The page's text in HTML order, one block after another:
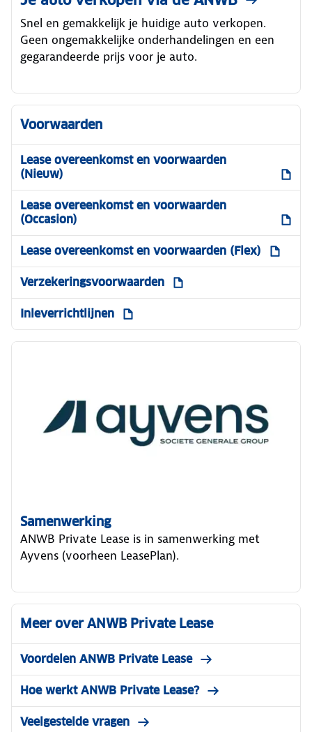
Snel en gemakkelijk je huidige auto verkopen.
Geen ongemakkelijke onderhandelingen en een
gegarandeerde prijs voor je auto.
Voorwaarden
Lease overeenkomst en voorwaarden
(Nieuw)
Lease overeenkomst en voorwaarden
(Occasion)
Lease overeenkomst en voorwaarden (Flex)
Verzekeringsvoorwaarden
Inleverrichtlijnen
Samenwerking
ANWB Private Lease is in samenwerking met
Ayvens (voorheen LeasePlan).
Meer over ANWB Private Lease
Voordelen ANWB Private Lease
Hoe werkt ANWB Private Lease?
Veelgestelde vragen